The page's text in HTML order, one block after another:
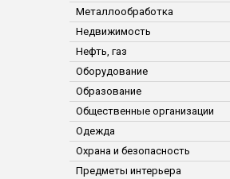
Металлообработка
Недвижимость
Нефть, газ
Оборудование
Образование
Общественные организации
Одежда
Охрана и безопасность
Предметы интерьера